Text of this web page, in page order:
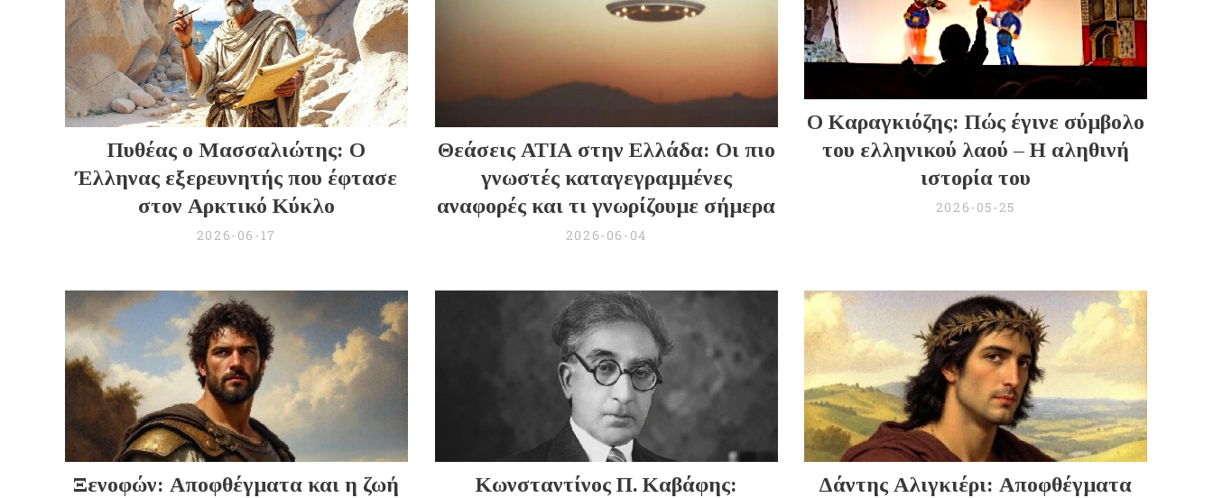
Πυθέας ο Μασσαλιώτης: Ο
Έλληνας εξερευνητής που έφτασε
στον Αρκτικό Κύκλο
2026-06-17
Θεάσεις ΑΤΙΑ στην Ελλάδα: Οι πιο
γνωστές καταγεγραμμένες
αναφορές και τι γνωρίζουμε σήμερα
2026-06-04
Ο Καραγκιόζης: Πώς έγινε σύμβολο
του ελληνικού λαού – Η αληθινή
ιστορία του
2026-05-25
Ξενοφών: Αποφθέγματα και η ζωή
Κωνσταντίνος Π. Καβάφης:
Δάντης Αλιγκιέρι: Αποφθέγματα